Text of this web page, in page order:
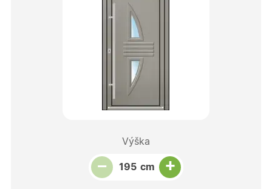
Výška
−
Snížit množství
Počet kusů
cm +
Zvýšit množství